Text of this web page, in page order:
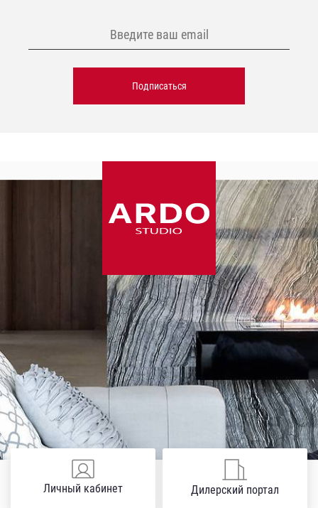
Подписаться
Личный кабинет Дилерский портал